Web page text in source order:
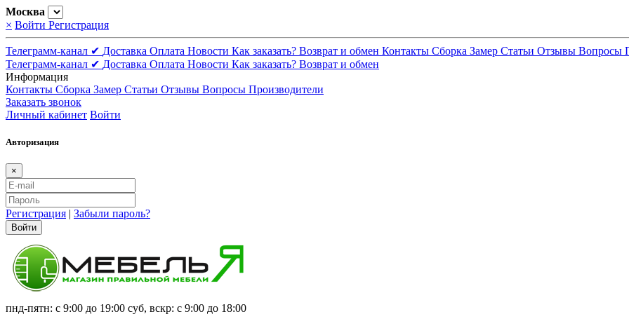
Москва
× Войти Регистрация
Телеграмм-канал ✔ Доставка Оплата Новости Как заказать? Возврат и обмен Контакты Сборка Замер Статьи Отзывы Вопросы
Телеграмм-канал ✔ Доставка Оплата Новости Как заказать? Возврат и обмен
Информация
Контакты Сборка Замер Статьи Отзывы Вопросы Производители
Заказать звонок
Личный кабинет Войти
Авторизация
×
Регистрация | Забыли пароль?
Войти
пнд-пятн: с 9:00 до 19:00 суб, вскр: с 9:00 до 18:00